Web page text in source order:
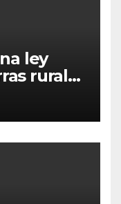
ley
rurales
los